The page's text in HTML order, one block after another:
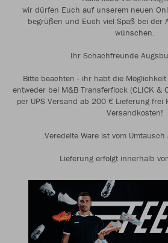
wir dürfen Euch auf unserem neuen
begrüßen und Euch viel Spaß bei der
wünschen.
Ihr Schachfreunde
Bitte beachten - ihr habt die
entweder bei M&B Transferflock (CLICK &
per UPS Versand ab 200 € Lieferung
Versandkosten!
.Veredelte Ware ist vom
Lieferung erfolgt innerhalb